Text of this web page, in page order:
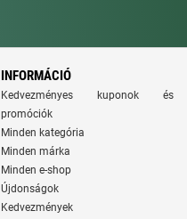
INFORMÁCIÓ
Kedvezményes kuponok és
promóciók
Minden kategória
Minden márka
Minden e-shop
Újdonságok
Kedvezmények